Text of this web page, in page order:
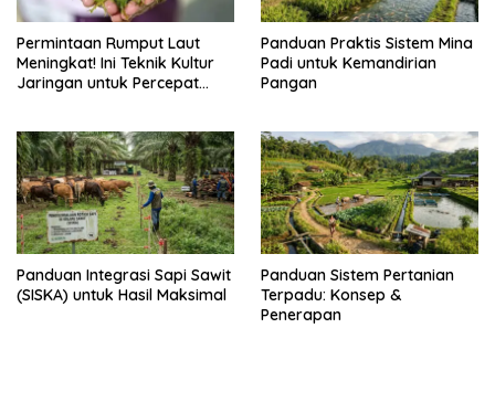
Permintaan Rumput Laut
Meningkat! Ini Teknik Kultur
Jaringan untuk Percepat
Panduan Praktis Sistem Mina
Padi untuk Kemandirian
Pangan
Panduan Integrasi Sapi Sawit
(SISKA) untuk Hasil Maksimal
Panduan Sistem Pertanian
Terpadu: Konsep &
Penerapan